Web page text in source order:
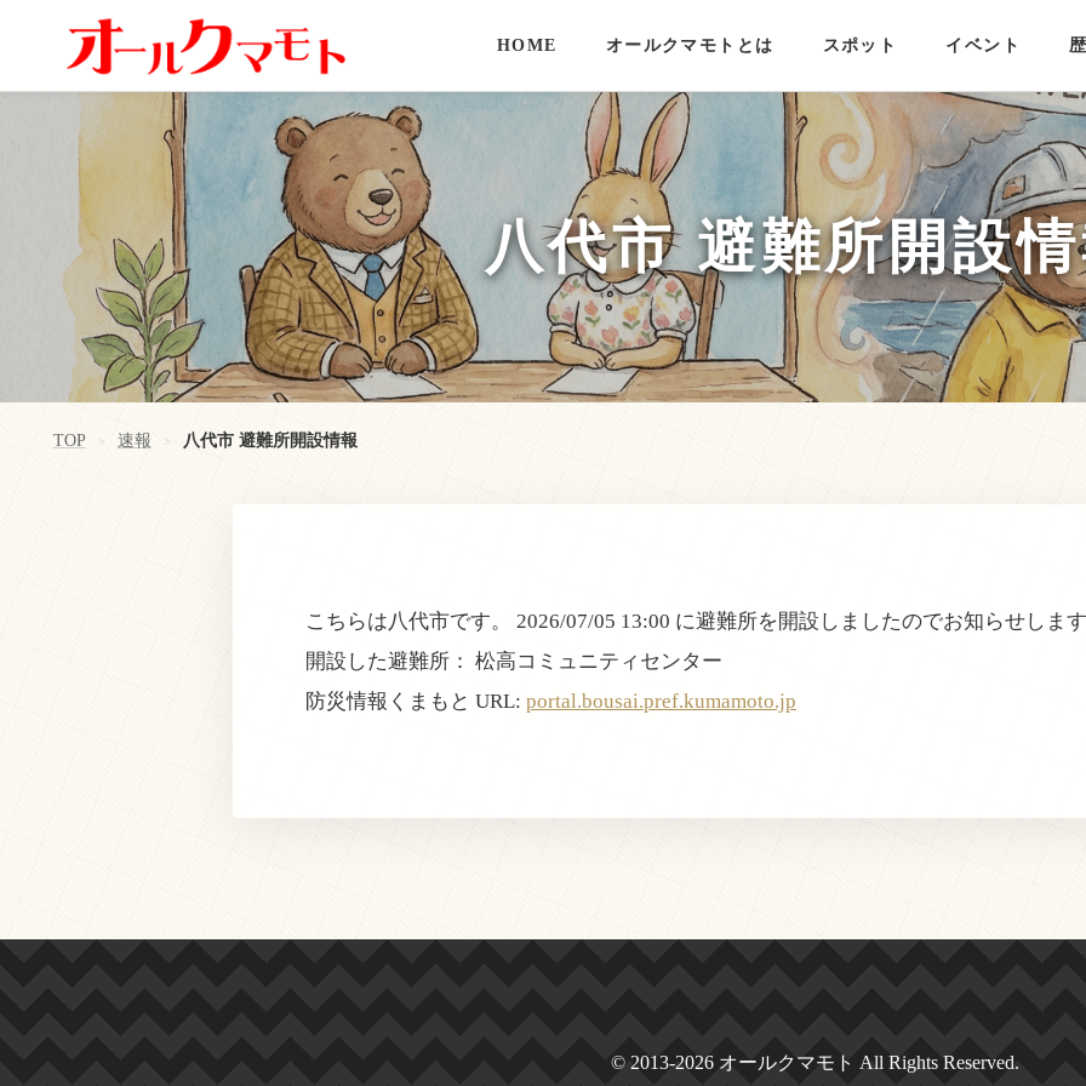
HOME オールクマモトとは スポット イベント
八代市 避難所開設
TOP > 速報 > 八代市 避難所開設情報
こちらは八代市です。 2026/07/05 13:00 に避難所を開設しましたのでお知らせしま
開設した避難所： 松高コミュニティセンター
防災情報くまもと URL: portal.bousai.pref.kumamoto.jp
© 2013-2026 オールクマモト All Rights Reserved.